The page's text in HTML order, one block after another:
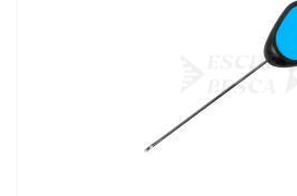
VEDI IL PRODOTTO